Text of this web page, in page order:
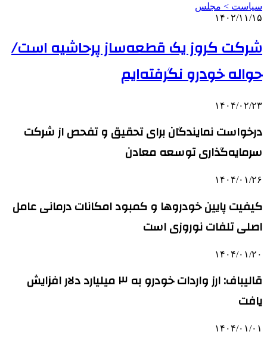
سیاست > مجلس
۱۴۰۲/۱۱/۱۵
شرکت کروز یک قطعه‌ساز پرحاشیه است/
حواله خودرو نگرفته‌ایم
۱۴۰۴/۰۲/۲۳
درخواست نمایندگان برای تحقیق و تفحص از شرکت
سرمایه‌گذاری توسعه معادن
۱۴۰۴/۰۱/۲۶
کیفیت پایین خودروها و کمبود امکانات درمانی عامل
اصلی تلفات نوروزی است
۱۴۰۴/۰۱/۲۰
قالیباف: ارز واردات خودرو به ۳ میلیارد دلار افزایش
یافت
۱۴۰۴/۰۱/۰۱